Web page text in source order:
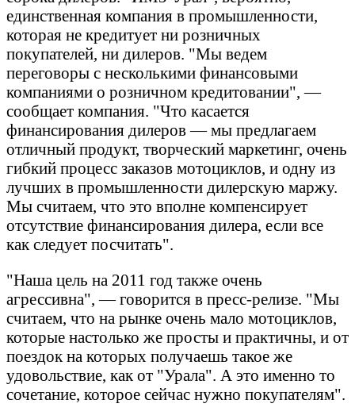
единственная компания в промышленности,
которая не кредитует ни розничных
покупателей, ни дилеров. "Мы ведем
переговоры с несколькими финансовыми
компаниями о розничном кредитовании", —
сообщает компания. "Что касается
финансирования дилеров — мы предлагаем
отличный продукт, творческий маркетинг, очень
гибкий процесс заказов мотоциклов, и одну из
лучших в промышленности дилерскую маржу.
Мы считаем, что это вполне компенсирует
отсутствие финансирования дилера, если все
как следует посчитать".
"Наша цель на 2011 год также очень
агрессивна", — говорится в пресс-релизе. "Мы
считаем, что на рынке очень мало мотоциклов,
которые настолько же просты и практичны, и от
поездок на которых получаешь такое же
удовольствие, как от "Урала". А это именно то
сочетание, которое сейчас нужно покупателям".